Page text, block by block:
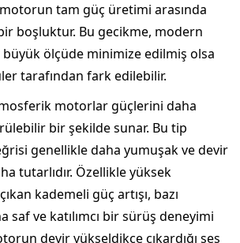
motorun tam güç üretimi arasında
boşluktur. Bu gecikme, modern
ölçüde minimize edilmiş olsa
tarafından fark edilebilir.
motorlar güçlerini daha
bir şekilde sunar. Bu tip
genellikle daha yumuşak ve devir
tutarlıdır. Özellikle yüksek
kademeli güç artışı, bazı
saf ve katılımcı bir sürüş deneyimi
devir yükseldikçe çıkardığı ses